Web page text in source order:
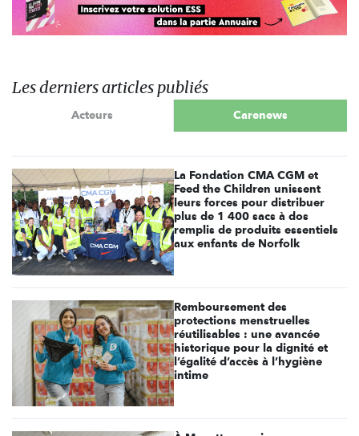
Les derniers articles publiés
Acteurs Carenews
La Fondation CMA CGM et
Feed the Children unissent
leurs forces pour distribuer
plus de 1 400 sacs à dos
remplis de produits essentiels
aux enfants de Norfolk
Remboursement des
protections menstruelles
réutilisables : une avancée
historique pour la dignité et
l’égalité d’accès à l’hygiène
intime